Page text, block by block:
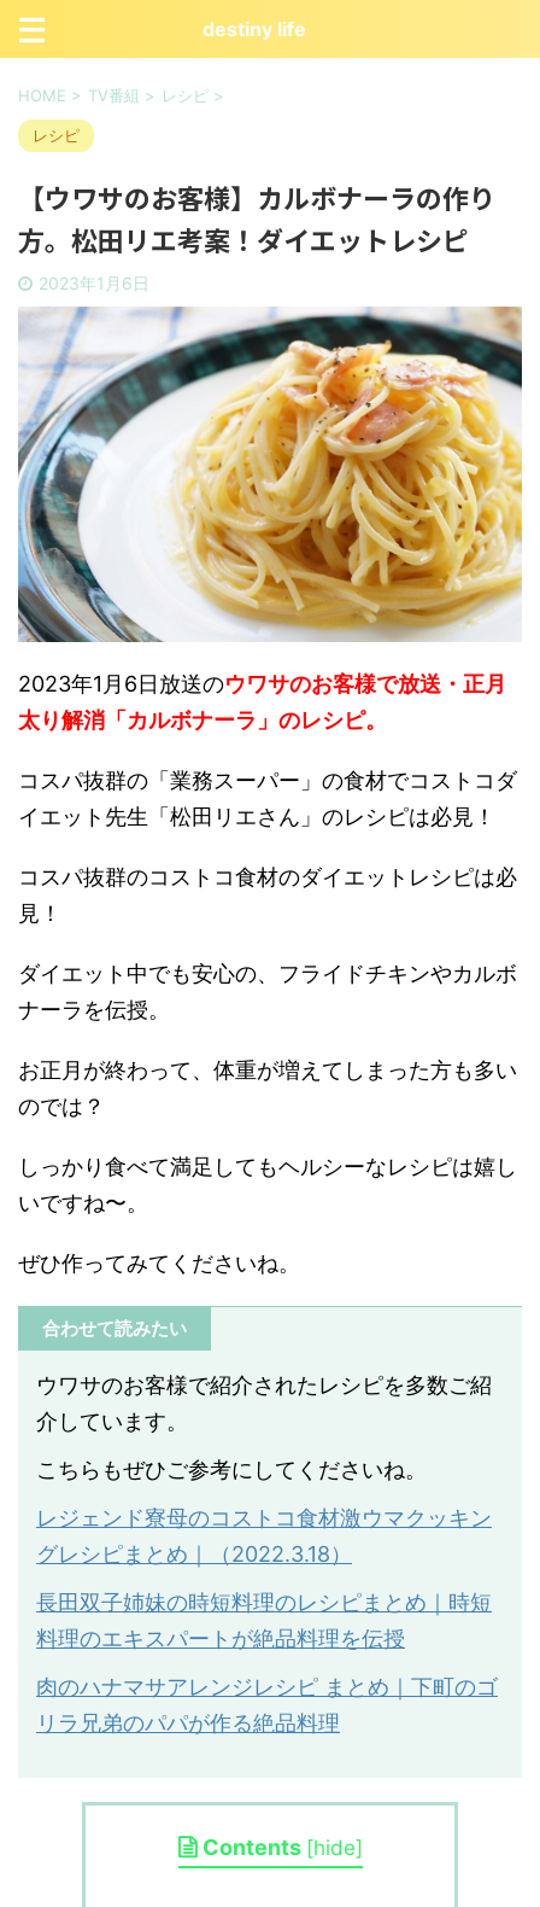
destiny life
HOME > TV番組 > レシピ >
レシピ
【ウワサのお客様】カルボナーラの作り
方。松田リエ考案！ダイエットレシピ
2023年1月6日
2023年1月6日放送のウワサのお客様で放送・正月
太り解消 「カルボナーラ」のレシピ。
コスパ抜群の「業務スーパー」の食材でコストコダ
イエット先生「松田リエさん」のレシピは必見！
コスパ抜群のコストコ食材のダイエットレシピは必
見！
ダイエット中でも安心の、フライドチキンやカルボ
ナーラを伝授。
お正月が終わって、体重が増えてしまった方も多い
のでは？
しっかり食べて満足してもヘルシーなレシピは嬉し
いですね〜。
ぜひ作ってみてくださいね。
合わせて読みたい
ウワサのお客様で紹介されたレシピを多数ご紹
介しています。
こちらもぜひご参考にしてくださいね。
レジェンド寮母のコストコ食材激ウマクッキン
グレシピまとめ｜（2022.3.18）
長田双子姉妹の時短料理のレシピまとめ｜時短
料理のエキスパートが絶品料理を伝授
肉のハナマサアレンジレシピ まとめ｜下町のゴ
リラ兄弟のパパが作る絶品料理
Contents [hide]